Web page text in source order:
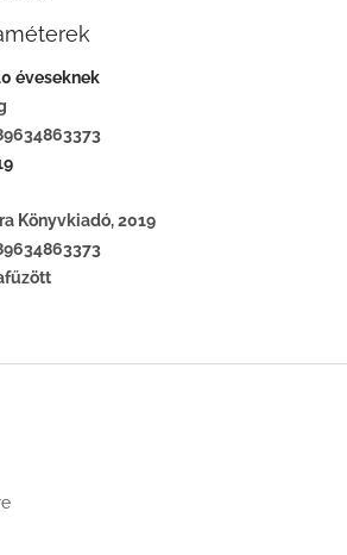
éveseknek
Könyvkiadó, 2019